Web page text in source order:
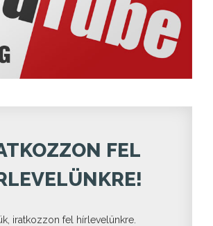
FEL
iratkozzon fel hírlevelünkre.